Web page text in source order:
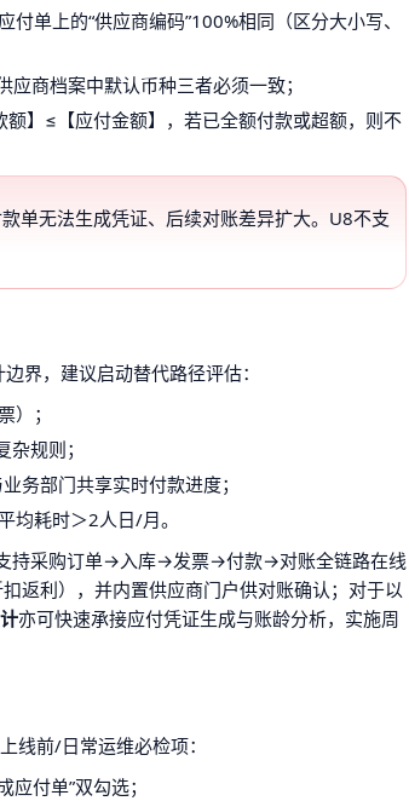
单上的“供应商编码”100%相同（区分大小写、
商档案中默认币种三者必须一致；
】≤【应付金额】，若已全额付款或超额，则不
单无法生成凭证、后续对账差异扩大。U8不支
界，建议启动替代路径评估：
；
规则；
务部门共享实时付款进度；
均耗时＞2人日/月。
持采购订单→入库→发票→付款→对账全链路在线
返利），并内置供应商门户供对账确认；对于以
亦可快速承接应付凭证生成与账龄分析，实施周
线前/日常运维必检项：
付单”双勾选；